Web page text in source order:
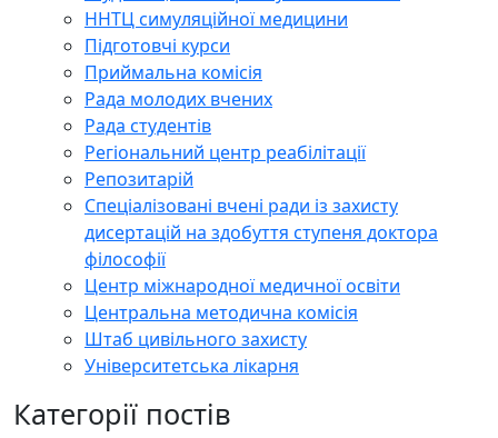
ННТЦ симуляційної медицини
Підготовчі курси
Приймальна комісія
Рада молодих вчених
Рада студентів
Регіональний центр реабілітації
Репозитарій
Спеціалізовані вчені ради із захисту
дисертацій на здобуття ступеня доктора
філософії
Центр міжнародної медичної освіти
Центральна методична комісія
Штаб цивільного захисту
Університетська лікарня
Категорії постів